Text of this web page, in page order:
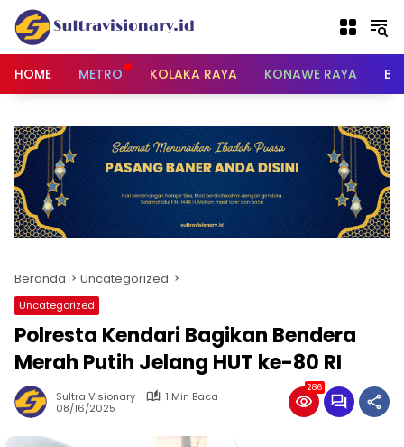
Langsung
konten
HOME
METRO KOLAKA RAYA KONAWE RAYA
Beranda Uncategorized
Uncategorized
Polresta Kendari Bagikan Bendera
Merah Putih Jelang HUT ke-80 RI
Sultra Visionary
1 Min Baca
08/16/2025
286